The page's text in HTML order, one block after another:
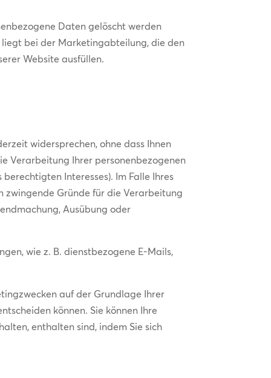
Daten gelöscht werden
liegt bei der Marketingabteilung, die den
Website ausfüllen.
widersprechen, ohne dass Ihnen
Verarbeitung Ihrer personenbezogenen
Interesses). Im Falle Ihres
zwingende Gründe für die Verarbeitung
Ausübung oder
wie z. B. dienstbezogene E-Mails,
auf der Grundlage Ihrer
können. Sie können Ihre
enthalten sind, indem Sie sich